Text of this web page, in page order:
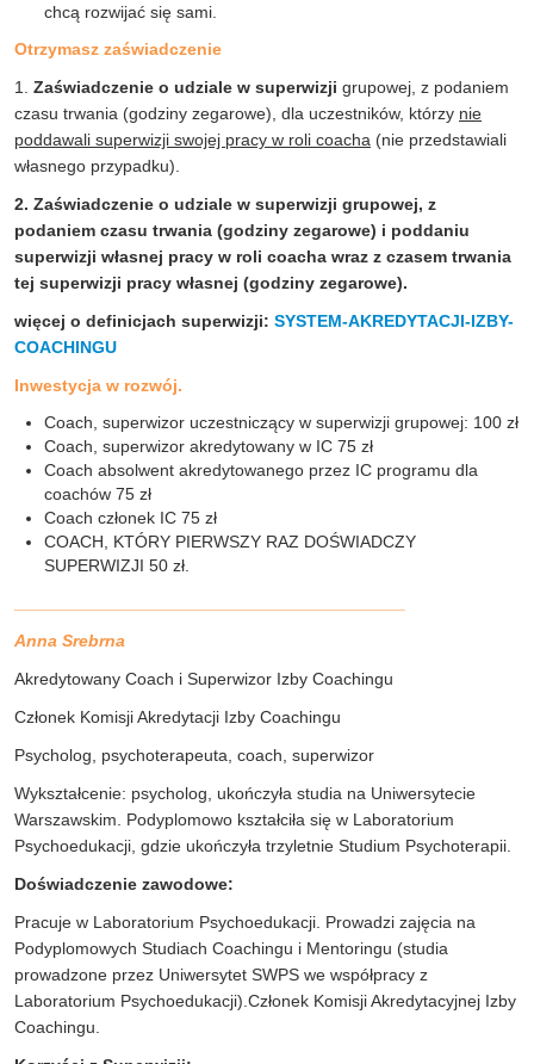
chcą rozwijać się sami.
Otrzymasz zaświadczenie
1. Zaświadczenie o udziale w superwizji grupowej, z podaniem
czasu trwania (godziny zegarowe), dla uczestników, którzy nie
poddawali superwizji swojej pracy w roli coacha (nie przedstawiali
własnego przypadku).
2. Zaświadczenie o udziale w superwizji grupowej, z
podaniem czasu trwania (godziny zegarowe) i poddaniu
superwizji własnej pracy w roli coacha wraz z czasem trwania
tej superwizji pracy własnej (godziny zegarowe).
więcej o definicjach superwizji: SYSTEM-AKREDYTACJI-IZBY-
COACHINGU
Inwestycja w rozwój.
Coach, superwizor uczestniczący w superwizji grupowej: 100 zł
Coach, superwizor akredytowany w IC 75 zł
Coach absolwent akredytowanego przez IC programu dla
coachów 75 zł
Coach członek IC 75 zł
COACH, KTÓRY PIERWSZY RAZ DOŚWIADCZY
SUPERWIZJI 50 zł.
Anna Srebrna
Akredytowany Coach i Superwizor Izby Coachingu
Członek Komisji Akredytacji Izby Coachingu
Psycholog, psychoterapeuta, coach, superwizor
Wykształcenie: psycholog, ukończyła studia na Uniwersytecie
Warszawskim. Podyplomowo kształciła się w Laboratorium
Psychoedukacji, gdzie ukończyła trzyletnie Studium Psychoterapii.
Doświadczenie zawodowe:
Pracuje w Laboratorium Psychoedukacji. Prowadzi zajęcia na
Podyplomowych Studiach Coachingu i Mentoringu (studia
prowadzone przez Uniwersytet SWPS we współpracy z
Laboratorium Psychoedukacji).Członek Komisji Akredytacyjnej Izby
Coachingu.